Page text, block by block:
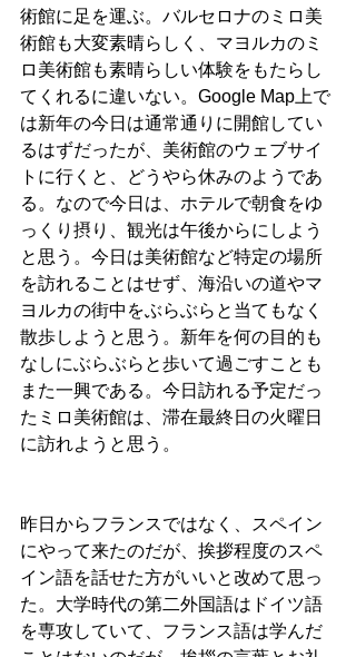
術館に足を運ぶ。バルセロナのミロ美
術館も大変素晴らしく、マヨルカのミ
ロ美術館も素晴らしい体験をもたらし
てくれるに違いない。Google Map上で
は新年の今日は通常通りに開館してい
るはずだったが、美術館のウェブサイ
トに行くと、どうやら休みのようであ
る。なので今日は、ホテルで朝食をゆ
っくり摂り、観光は午後からにしよう
と思う。今日は美術館など特定の場所
を訪れることはせず、海沿いの道やマ
ヨルカの街中をぶらぶらと当てもなく
散歩しようと思う。新年を何の目的も
なしにぶらぶらと歩いて過ごすことも
また一興である。今日訪れる予定だっ
たミロ美術館は、滞在最終日の火曜日
に訪れようと思う。
昨日からフランスではなく、スペイン
にやって来たのだが、挨拶程度のスペ
イン語を話せた方がいいと改めて思っ
た。大学時代の第二外国語はドイツ語
を専攻していて、フランス語は学んだ